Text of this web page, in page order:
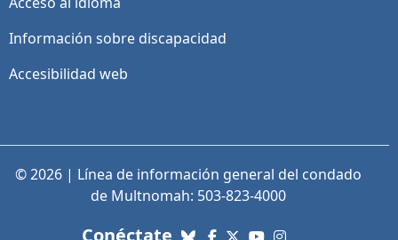
Información sobre discapacidad
Accesibilidad web
© 2026 | Línea de información general del condado
de Multnomah: 503-823-4000
Conéctate con nosotros. Enlaces a
Bluesky
Facebook
X (Twitter)
YouTube
Instagram